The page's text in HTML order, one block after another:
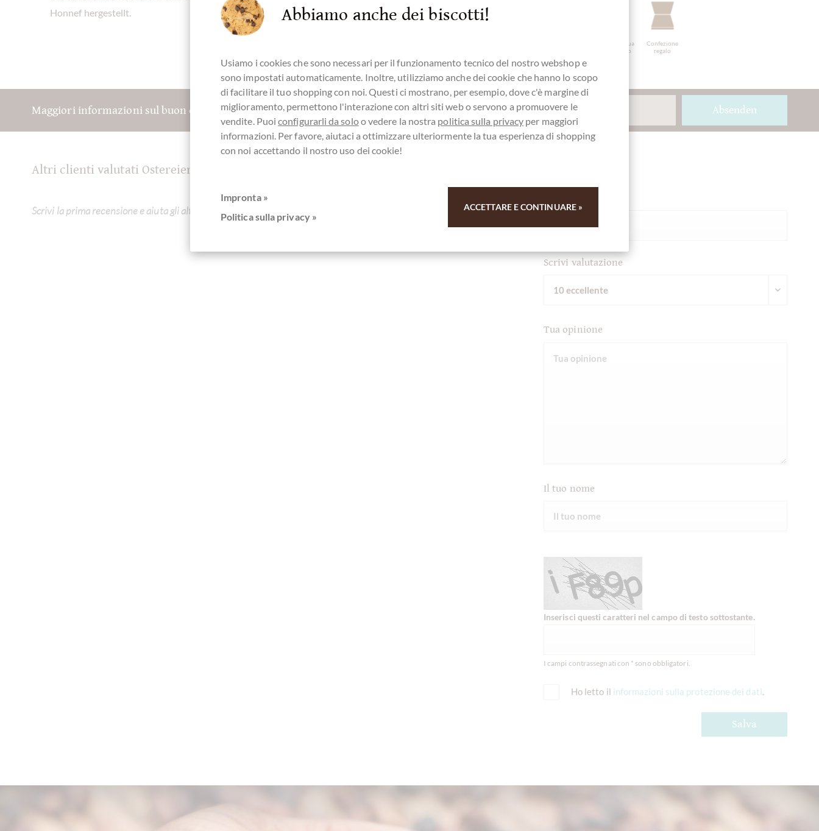
Honnef hergestellt.
Uova di Pasqua
al cioccolato
Confezione
regalo
Maggiori informazioni sul buon cioccolato? Registrati qui per i nostri SchokoNEWS: Absenden
Altri clienti valutati Ostereier Pralinés drei Sorten Pralinen - ohne Alkohol
Scrivi la prima recensione e aiuta gli altri clienti. Grazie per il vostro sostegno.
Scrivi valutazione
Tua opinione
Il tuo nome
Inserisci questi caratteri nel campo di testo sottostante.
I campi contrassegnati con * sono obbligatori.
Ho letto il informazioni sulla protezione dei dati.
Salva
Abbiamo anche dei biscotti!
Usiamo i cookies che sono necessari per il funzionamento tecnico del nostro webshop e
sono impostati automaticamente. Inoltre, utilizziamo anche dei cookie che hanno lo scopo
di facilitare il tuo shopping con noi. Questi ci mostrano, per esempio, dove c'è margine di
miglioramento, permettono l'interazione con altri siti web o servono a promuovere le
vendite. Puoiconfigurarli da soloo vedere la nostra politica sulla privacy per maggiori
informazioni. Per favore, aiutaci a ottimizzare ulteriormente la tua esperienza di shopping
con noi accettando il nostro uso dei cookie!
Impronta »
Politica sulla privacy »
ACCETTARE E CONTINUARE »